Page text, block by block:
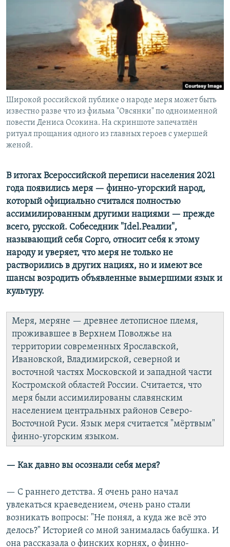
ПОДПИШИТЕСЬ НА РАССЫЛКУ
СОЦИАЛЬНЫЕ СЕТИ
Все сайты РСЕ/РС
Широкой российской публике о народе меря может быть
известно разве что из фильма "Овсянки" по одноименной
повести Дениса Осокина. На скриншоте запечатлён
ритуал прощания одного из главных героев с умершей
женой.
В итогах Всероссийской переписи населения 2021
года появились меря — финно-угорский народ,
который официально считался полностью
ассимилированным другими нациями — прежде
всего, русской. Собеседник "Idel.Реалии",
называющий себя Сорго, относит себя к этому
народу и уверяет, что меря не только не
растворились в других нациях, но и имеют все
шансы возродить объявленные вымершими язык и
культуру.
Меря, меряне — древнее летописное племя,
проживавшее в Верхнем Поволжье на
территории современных Ярославской,
Ивановской, Владимирской, северной и
восточной частях Московской и западной части
Костромской областей России. Считается, что
меря были ассимилированы славянским
населением центральных районов Северо-
Восточной Руси. Язык меря считается "мёртвым"
финно-угорским языком.
— Как давно вы осознали себя меря?
— С раннего детства. Я очень рано начал
увлекаться краеведением, очень рано стали
возникать вопросы: "Не понял, а куда же всё это
делось?" Историей со мной занималась бабушка. И
она рассказала о финских корнях, о финно-